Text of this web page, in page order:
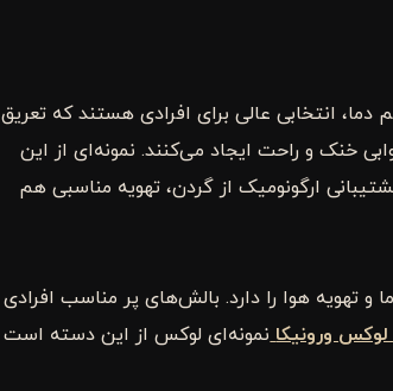
انتخابی عالی برای افرادی هستند که تعریق
خنک و راحت ایجاد می‌کنند. نمونه‌ای از این
ارگونومیک از گردن، تهویه مناسبی هم
تهویه هوا را دارد. بالش‌های پر مناسب افرادی
ورونیکا نمونه‌ای لوکس از این دسته است